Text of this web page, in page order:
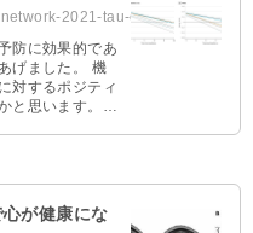
2021-tau-exercise/
防に効果的であ
げました。 機
対するポジティ
と思います。
が健康にな